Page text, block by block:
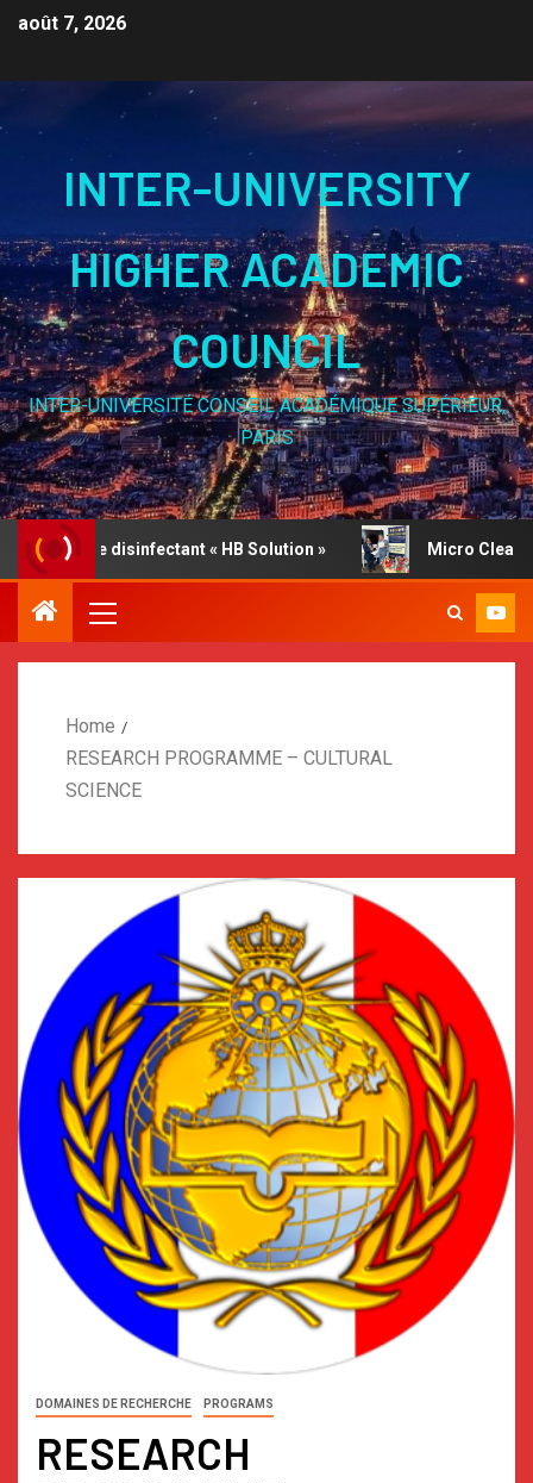
août 7, 2026
INTER-UNIVERSITY
HIGHER ACADEMIC
COUNCIL
INTER-UNIVERSITÉ CONSEIL ACADÉMIQUE SUPÉRIEUR,
PARIS
disinfectant « HB Solution » Micro Cleaner,
Home
RESEARCH PROGRAMME – CULTURAL
SCIENCE
DOMAINES DE RECHERCHE PROGRAMS
RESEARCH